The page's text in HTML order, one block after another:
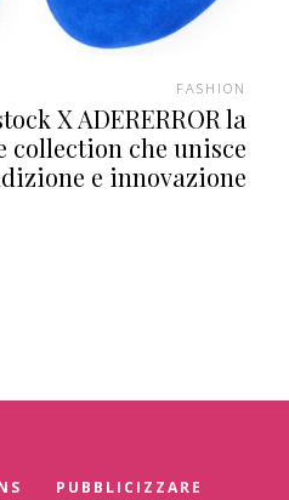
FASHION
X ADERERROR la
collection che unisce
e innovazione
PUBBLICIZZARE